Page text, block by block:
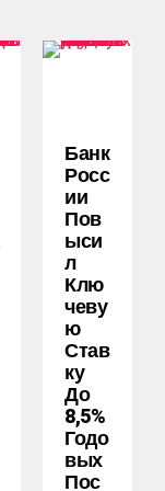
Банк
Росс
Ии
Пов
Ыси
Л
Клю
Чеву
Ю
Став
Ку
До
8,5%
Годо
Вых
Пос